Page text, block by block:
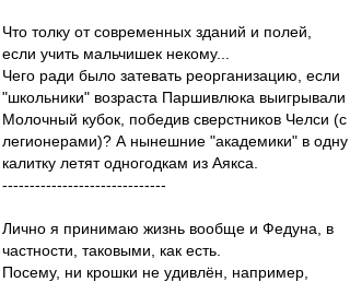
Что толку от современных зданий и полей,
если учить мальчишек некому...
Чего ради было затевать реорганизацию, если
"школьники" возраста Паршивлюка выигрывали
Молочный кубок, победив сверстников Челси (с
легионерами)? А нынешние "академики" в одну
калитку летят одногодкам из Аякса.
------------------------------
Лично я принимаю жизнь вообще и Федуна, в
частности, таковыми, как есть.
Посему, ни крошки не удивлён, например,